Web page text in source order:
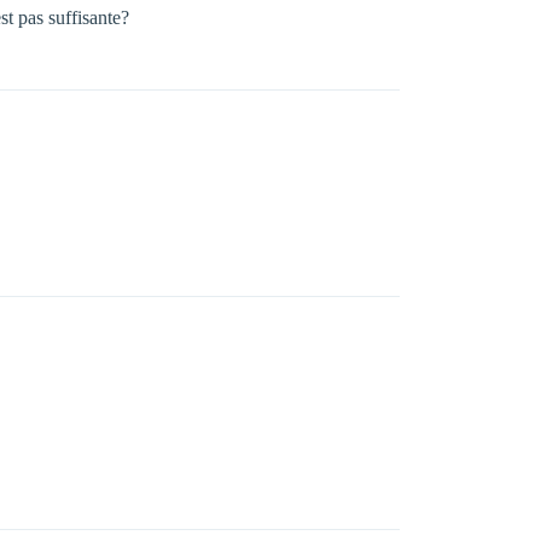
pas suffisante?